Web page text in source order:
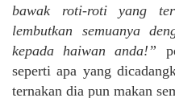
bawak roti-roti yang
lembutkan semuanya
kepada haiwan anda!”
seperti apa yang
ternakan dia pun makan